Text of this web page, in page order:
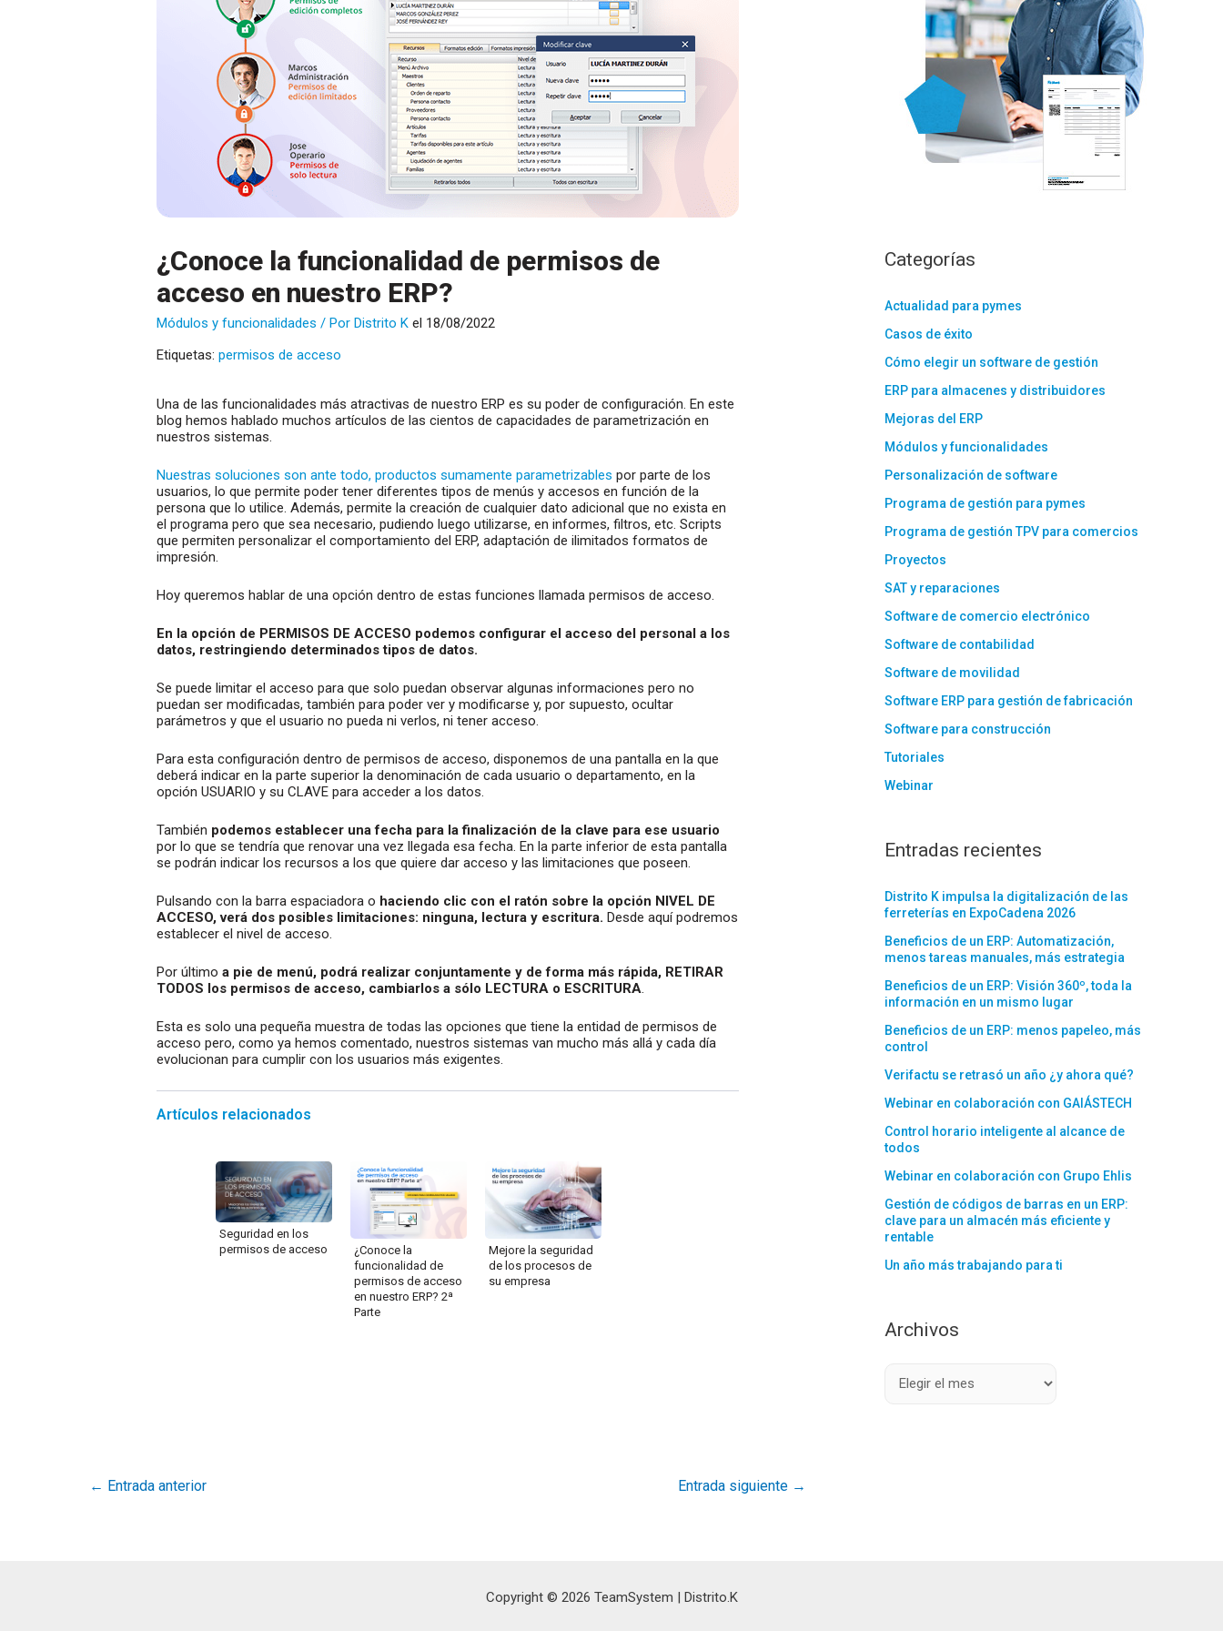
¿Conoce la funcionalidad de permisos de
acceso en nuestro ERP?
Módulos y funcionalidades / PorDistrito K el 18/08/2022
Etiquetas:permisos de acceso
Una de las funcionalidades más atractivas de nuestro ERP es su poder de configuración. En este
blog hemos hablado muchos artículos de las cientos de capacidades de parametrización en
nuestros sistemas.
Nuestras soluciones son ante todo, productos sumamente parametrizables por parte de los
usuarios, lo que permite poder tener diferentes tipos de menús y accesos en función de la
persona que lo utilice. Además, permite la creación de cualquier dato adicional que no exista en
el programa pero que sea necesario, pudiendo luego utilizarse, en informes, filtros, etc. Scripts
que permiten personalizar el comportamiento del ERP, adaptación de ilimitados formatos de
impresión.
Hoy queremos hablar de una opción dentro de estas funciones llamada permisos de acceso.
En la opción de PERMISOS DE ACCESO podemos configurar el acceso del personal a los
datos, restringiendo determinados tipos de datos.
Se puede limitar el acceso para que solo puedan observar algunas informaciones pero no
puedan ser modificadas, también para poder ver y modificarse y, por supuesto, ocultar
parámetros y que el usuario no pueda ni verlos, ni tener acceso.
Para esta configuración dentro de permisos de acceso, disponemos de una pantalla en la que
deberá indicar en la parte superior la denominación de cada usuario o departamento, en la
opción USUARIO y su CLAVE para acceder a los datos.
También podemos establecer una fecha para la finalización de la clave para ese usuario
por lo que se tendría que renovar una vez llegada esa fecha. En la parte inferior de esta pantalla
se podrán indicar los recursos a los que quiere dar acceso y las limitaciones que poseen.
Pulsando con la barra espaciadora o haciendo clic con el ratón sobre la opción NIVEL DE
ACCESO, verá dos posibles limitaciones: ninguna, lectura y escritura. Desde aquí podremos
establecer el nivel de acceso.
Por últimoa pie de menú, podrá realizar conjuntamente y de forma más rápida, RETIRAR
TODOS los permisos de acceso, cambiarlos a sólo LECTURA o ESCRITURA.
Esta es solo una pequeña muestra de todas las opciones que tiene la entidad de permisos de
acceso pero, como ya hemos comentado, nuestros sistemas van mucho más allá y cada día
evolucionan para cumplir con los usuarios más exigentes.
Artículos relacionados
Seguridad en los
permisos de acceso
¿Conoce la
funcionalidad de
permisos de acceso
en nuestro ERP? 2ª
Parte
Mejore la seguridad
de los procesos de
su empresa
← Entrada anterior Entrada siguiente →
Categorías
Actualidad para pymes
Casos de éxito
Cómo elegir un software de gestión
ERP para almacenes y distribuidores
Mejoras del ERP
Módulos y funcionalidades
Personalización de software
Programa de gestión para pymes
Programa de gestión TPV para comercios
Proyectos
SAT y reparaciones
Software de comercio electrónico
Software de contabilidad
Software de movilidad
Software ERP para gestión de fabricación
Software para construcción
Tutoriales
Webinar
Entradas recientes
Distrito K impulsa la digitalización de las
ferreterías en ExpoCadena 2026
Beneficios de un ERP: Automatización,
menos tareas manuales, más estrategia
Beneficios de un ERP: Visión 360º, toda la
información en un mismo lugar
Beneficios de un ERP: menos papeleo, más
control
Verifactu se retrasó un año ¿y ahora qué?
Webinar en colaboración con GAIÁSTECH
Control horario inteligente al alcance de
todos
Webinar en colaboración con Grupo Ehlis
Gestión de códigos de barras en un ERP:
clave para un almacén más eficiente y
rentable
Un año más trabajando para ti
Archivos
Copyright © 2026 TeamSystem | Distrito.K